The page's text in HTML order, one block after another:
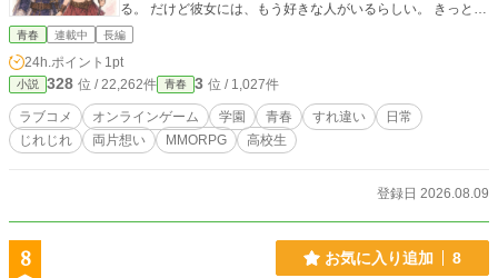
る。 だけど彼女には、もう好きな人がいるらしい。 きっと顔
だけめちゃくちゃ良くて、中身はロクな男じゃない。 知らな
オレはまだ知らない。
青春 連載中 長編
24h.ポイント 1pt
小説 328 位 / 22,262件 青春 3 位 / 1,027件
ラブコメ オンラインゲーム 学園 青春 すれ違い
日常
じれじれ
両片想い MMORPG 高校生
登録日 2026.08.09
8 お気に入り追加 8